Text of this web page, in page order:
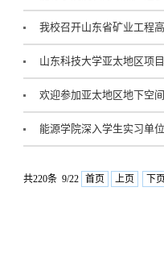
我校召开山东省矿业工程
山东科技大学亚太地区项
欢迎参加亚太地区地下空
能源学院深入学生实习单
共220条 9/22 首页 上页 下